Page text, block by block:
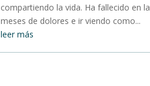
compartiendo la vida. Ha fallecido en
meses de dolores e ir viendo como...
leer más